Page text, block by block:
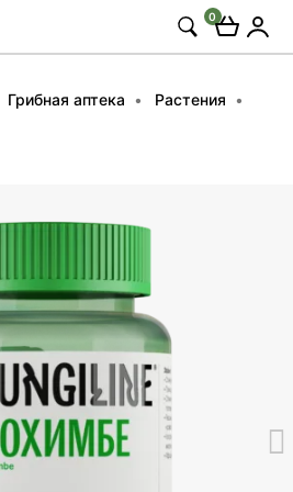
0
Грибная аптека
Растения